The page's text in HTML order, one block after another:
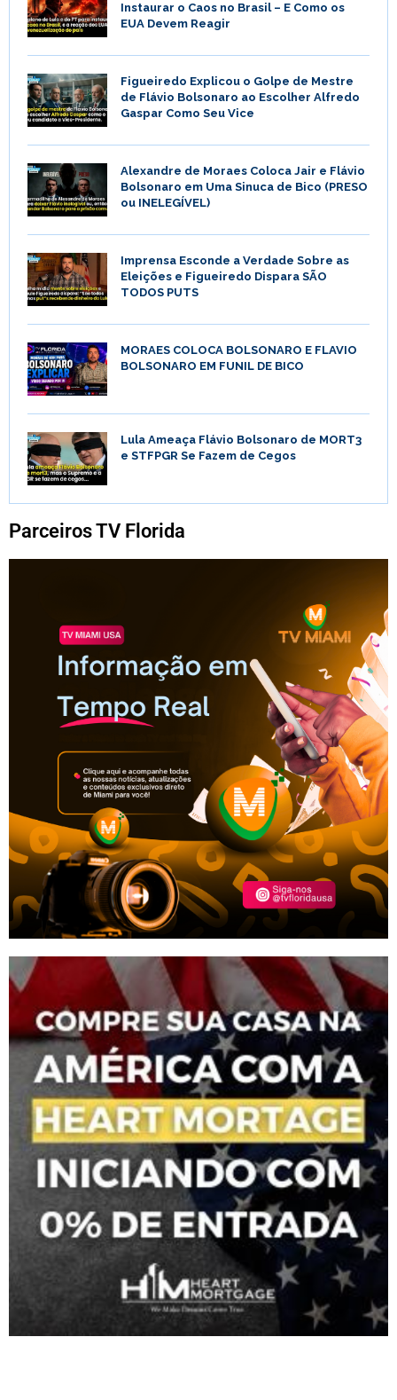
Instaurar o Caos no Brasil – E Como os
EUA Devem Reagir
Figueiredo Explicou o Golpe de Mestre
de Flávio Bolsonaro ao Escolher Alfredo
Gaspar Como Seu Vice
Alexandre de Moraes Coloca Jair e Flávio
Bolsonaro em Uma Sinuca de Bico (PRESO
ou INELEGÍVEL)
Imprensa Esconde a Verdade Sobre as
Eleições e Figueiredo Dispara SÃO
TODOS PUTS
MORAES COLOCA BOLSONARO E FLAVIO
BOLSONARO EM FUNIL DE BICO
Lula Ameaça Flávio Bolsonaro de MORT3
e STFPGR Se Fazem de Cegos
Parceiros TV Florida